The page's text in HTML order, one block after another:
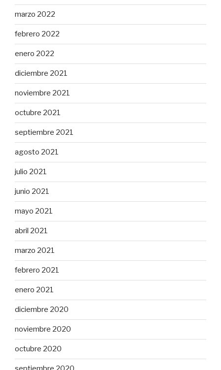
marzo 2022
febrero 2022
enero 2022
diciembre 2021
noviembre 2021
octubre 2021
septiembre 2021
agosto 2021
julio 2021
junio 2021
mayo 2021
abril 2021
marzo 2021
febrero 2021
enero 2021
diciembre 2020
noviembre 2020
octubre 2020